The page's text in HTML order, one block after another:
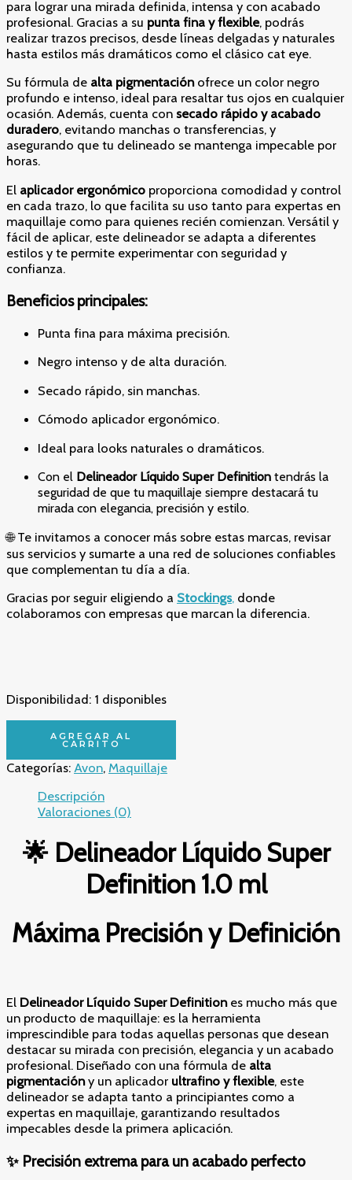
para lograr una mirada definida, intensa y con acabado
profesional. Gracias a su punta fina y flexible, podrás
realizar trazos precisos, desde líneas delgadas y naturales
hasta estilos más dramáticos como el clásico cat eye.
Su fórmula de alta pigmentaciónofrece un color negro
profundo e intenso, ideal para resaltar tus ojos en cualquier
ocasión. Además, cuenta con secado rápido y acabado
duradero, evitando manchas o transferencias, y
asegurando que tu delineado se mantenga impecable por
horas.
El aplicador ergonómico proporciona comodidad y control
en cada trazo, lo que facilita su uso tanto para expertas en
maquillaje como para quienes recién comienzan. Versátil y
fácil de aplicar, este delineador se adapta a diferentes
estilos y te permite experimentar con seguridad y
confianza.
Beneficios principales:
Punta fina para máxima precisión.
Negro intenso y de alta duración.
Secado rápido, sin manchas.
Cómodo aplicador ergonómico.
Ideal para looks naturales o dramáticos.
Con el Delineador Líquido Super Definition tendrás la
seguridad de que tu maquillaje siempre destacará tu
mirada con elegancia, precisión y estilo.
🌐 Te invitamos a conocer más sobre estas marcas, revisar
sus servicios y sumarte a una red de soluciones confiables
que complementan tu día a día.
Gracias por seguir eligiendo a Stockings, donde
colaboramos con empresas que marcan la diferencia.
Disponibilidad: 1 disponibles
Delineador
Líquido
Super
Definition
Máxima
Precisión
AGREGAR AL
CARRITO
Categorías: Avon, Maquillaje
Descripción
Valoraciones (0)
🌟 Delineador Líquido Super
Definition 1.0 ml
Máxima Precisión y Definición
El Delineador Líquido Super Definitiones mucho más que
un producto de maquillaje: es la herramienta
imprescindible para todas aquellas personas que desean
destacar su mirada con precisión, elegancia y un acabado
profesional. Diseñado con una fórmula de alta
pigmentacióny un aplicador ultrafino y flexible, este
delineador se adapta tanto a principiantes como a
expertas en maquillaje, garantizando resultados
impecables desde la primera aplicación.
✨ Precisión extrema para un acabado perfecto